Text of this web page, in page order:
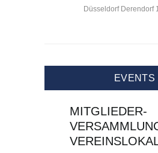
Düsseldorf Derendorf
EVENTS
MITGLIEDER-